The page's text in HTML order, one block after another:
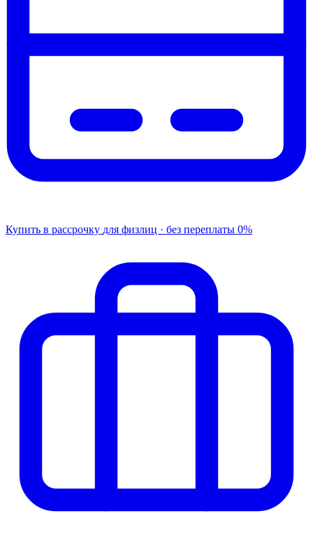
Купить в рассрочку для физлиц · без переплаты 0%